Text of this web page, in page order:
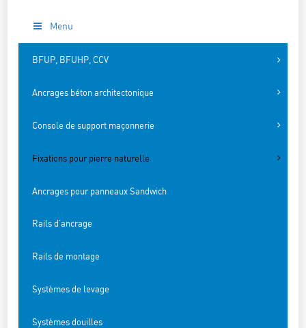
Menu
BFUP, BFUHP, CCV
Ancrages béton architectonique
Console de support maçonnerie
Fixations pour pierre naturelle
Ancrages pour panneaux Sandwich
Rails d’ancrage
Rails de montage
Systèmes de levage
Systèmes douilles